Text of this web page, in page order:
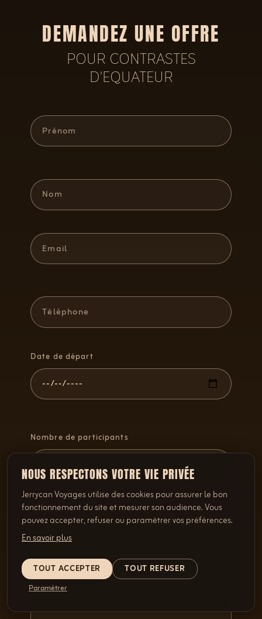
NOUS RESPECTONS VOTRE VIE PRIVÉE
Jerrycan Voyages utilise des cookies pour assurer le bon
fonctionnement du site et mesurer son audience. Vous
pouvez accepter, refuser ou paramétrer vos préférences.
En savoir plus
TOUT ACCEPTER TOUT REFUSER
Paramétrer
DEMANDEZ UNE OFFRE
POUR CONTRASTES
D'EQUATEUR
Date de départ
Nombre de participants